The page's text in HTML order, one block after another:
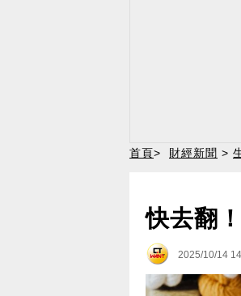
首頁> 財經新聞 >
快去翻
2025/10/14